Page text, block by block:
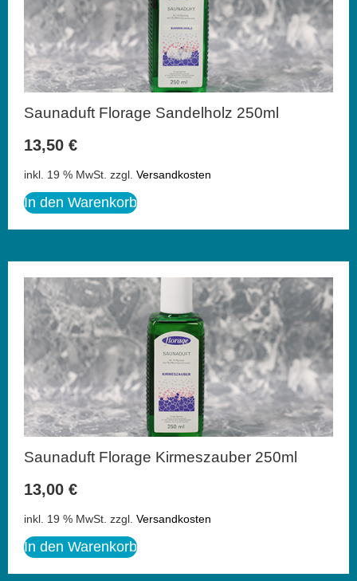
Saunaduft Florage Sandelholz 250ml
13,50 €
inkl. 19 % MwSt. zzgl. Versandkosten
In den Warenkorb
Saunaduft Florage Kirmeszauber 250ml
13,00 €
inkl. 19 % MwSt. zzgl. Versandkosten
In den Warenkorb